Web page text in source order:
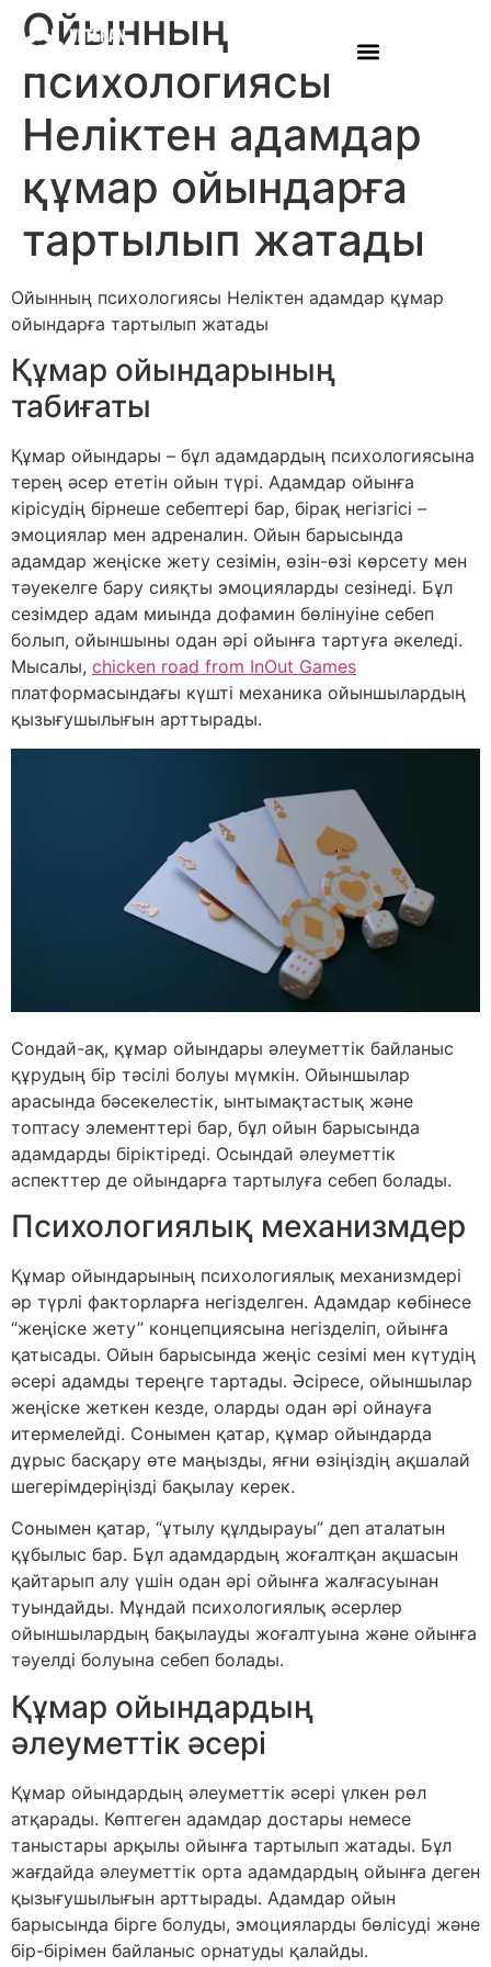
Ойынның
психологиясы
Неліктен адамдар
құмар ойындарға
тартылып жатады
Ойынның психологиясы Неліктен адамдар құмар
ойындарға тартылып жатады
Құмар ойындарының
табиғаты
Құмар ойындары – бұл адамдардың психологиясына
терең әсер ететін ойын түрі. Адамдар ойынға
кірісудің бірнеше себептері бар, бірақ негізгісі –
эмоциялар мен адреналин. Ойын барысында
адамдар жеңіске жету сезімін, өзін-өзі көрсету мен
тәуекелге бару сияқты эмоцияларды сезінеді. Бұл
сезімдер адам миында дофамин бөлінуіне себеп
болып, ойыншыны одан әрі ойынға тартуға әкеледі.
Мысалы, chicken road from InOut Games
платформасындағы күшті механика ойыншылардың
қызығушылығын арттырады.
Сондай-ақ, құмар ойындары әлеуметтік байланыс
құрудың бір тәсілі болуы мүмкін. Ойыншылар
арасында бәсекелестік, ынтымақтастық және
топтасу элементтері бар, бұл ойын барысында
адамдарды біріктіреді. Осындай әлеуметтік
аспекттер де ойындарға тартылуға себеп болады.
Психологиялық механизмдер
Құмар ойындарының психологиялық механизмдері
әр түрлі факторларға негізделген. Адамдар көбінесе
“жеңіске жету” концепциясына негізделіп, ойынға
қатысады. Ойын барысында жеңіс сезімі мен күтудің
әсері адамды тереңге тартады. Әсіресе, ойыншылар
жеңіске жеткен кезде, оларды одан әрі ойнауға
итермелейді. Сонымен қатар, құмар ойындарда
дұрыс басқару өте маңызды, яғни өзіңіздің ақшалай
шегерімдеріңізді бақылау керек.
Сонымен қатар, “ұтылу құлдырауы” деп аталатын
құбылыс бар. Бұл адамдардың жоғалтқан ақшасын
қайтарып алу үшін одан әрі ойынға жалғасуынан
туындайды. Мұндай психологиялық әсерлер
ойыншылардың бақылауды жоғалтуына және ойынға
тәуелді болуына себеп болады.
Құмар ойындардың
әлеуметтік әсері
Құмар ойындардың әлеуметтік әсері үлкен рөл
атқарады. Көптеген адамдар достары немесе
таныстары арқылы ойынға тартылып жатады. Бұл
жағдайда әлеуметтік орта адамдардың ойынға деген
қызығушылығын арттырады. Адамдар ойын
барысында бірге болуды, эмоцияларды бөлісуді және
бір-бірімен байланыс орнатуды қалайды.